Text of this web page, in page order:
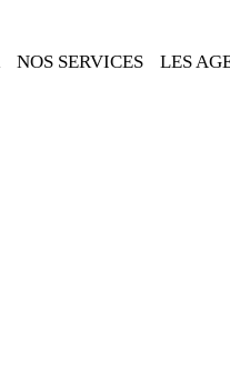
NOS SERVICES LES